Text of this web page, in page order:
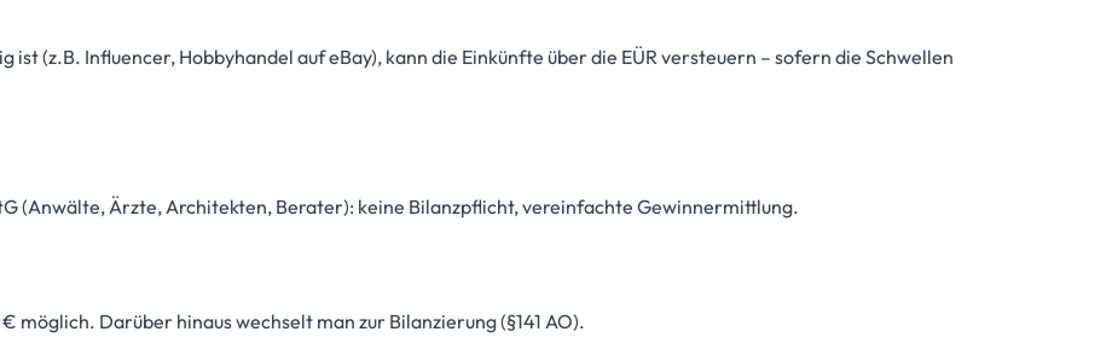
(z.B. Influencer, Hobbyhandel auf eBay), kann die Einkünfte über die EÜR versteuern – sofern die Schwellen
(Anwälte, Ärzte, Architekten, Berater): keine Bilanzpflicht, vereinfachte Gewinnermittlung.
Darüber hinaus wechselt man zur Bilanzierung (§141 AO).